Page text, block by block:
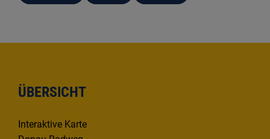
ÜBERSICHT
Interaktive Karte